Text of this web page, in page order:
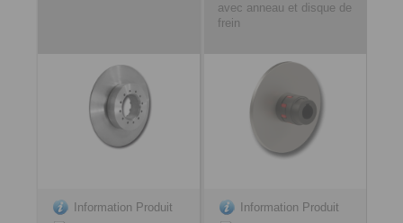
Information Produit
avec anneau et disque de
frein
Information Produit